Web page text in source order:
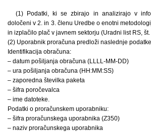
(1) Podatki, ki se zbirajo in analizirajo v
določeni v 2. in 3. členu Uredbe o enotni
in izplačilo plač v javnem sektorju (Uradni list RS, št.
(2) Uporabnik proračuna predloži naslednje
Identifikacija obračuna:
– datum pošiljanja obračuna (LLLL-MM-DD)
– ura pošiljanja obračuna (HH:MM:SS)
– zaporedna številka paketa
– šifra poročevalca
– ime datoteke.
Podatki o proračunskem uporabniku:
– šifra proračunskega uporabnika (Z350)
– naziv proračunskega uporabnika